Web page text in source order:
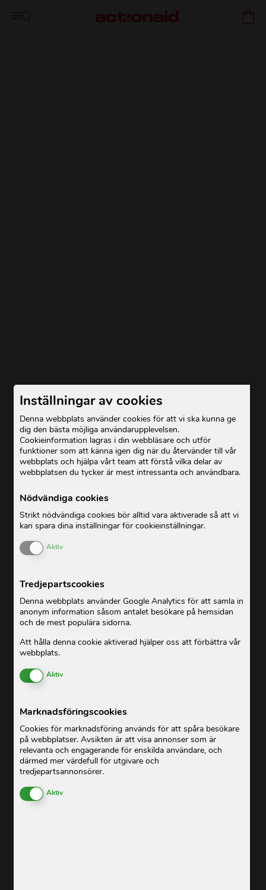
Inställningar av cookies
Denna webbplats använder cookies för att vi ska kunna ge
dig den bästa möjliga användarupplevelsen.
Cookieinformation lagras i din webbläsare och utför
funktioner som att känna igen dig när du återvänder till vår
webbplats och hjälpa vårt team att förstå vilka delar av
webbplatsen du tycker är mest intressanta och användbara.
Nödvändiga cookies
Strikt nödvändiga cookies bör alltid vara aktiverade så att vi
kan spara dina inställningar för cookieinställningar.
Enable or Disable Cookies
Aktiv
Tredjepartscookies
Denna webbplats använder Google Analytics för att samla in
anonym information såsom antalet besökare på hemsidan
och de mest populära sidorna.
Att hålla denna cookie aktiverad hjälper oss att förbättra vår
webbplats.
Enable or Disable Cookies
Aktiv
Marknadsföringscookies
Cookies för marknadsföring används för att spåra besökare
på webbplatser. Avsikten är att visa annonser som är
relevanta och engagerande för enskilda användare, och
därmed mer värdefull för utgivare och
tredjepartsannonsörer.
Enable or Disable Cookies
Aktiv